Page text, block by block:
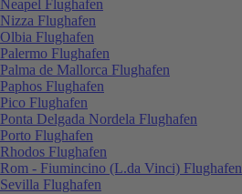
Neapel Flughafen
Nizza Flughafen
Olbia Flughafen
Palermo Flughafen
Palma de Mallorca Flughafen
Paphos Flughafen
Pico Flughafen
Ponta Delgada Nordela Flughafen
Porto Flughafen
Rhodos Flughafen
Rom - Fiumincino (L.da Vinci) Flughafen
Sevilla Flughafen